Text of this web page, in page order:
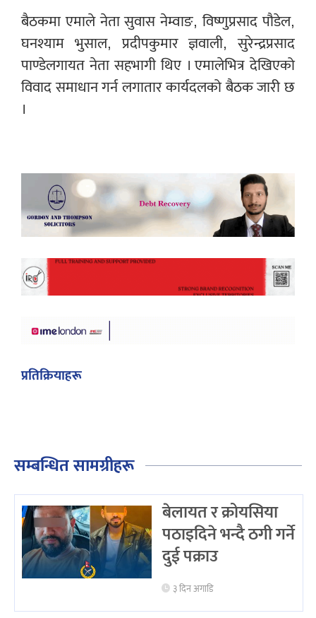
बैठकमा एमाले नेता सुवास नेम्वाङ, विष्णुप्रसाद पौडेल,
घनश्याम भुसाल, प्रदीपकुमार ज्ञवाली, सुरेन्द्रप्रसाद
पाण्डेलगायत नेता सहभागी थिए । एमालेभित्र देखिएको
विवाद समाधान गर्न लगातार कार्यदलको बैठक जारी छ
।
प्रतिक्रियाहरू
सम्बन्धित सामग्रीहरू
बेलायत र क्रोयसिया
पठाइदिने भन्दै ठगी गर्ने
दुई पक्राउ
३ दिन अगाडि